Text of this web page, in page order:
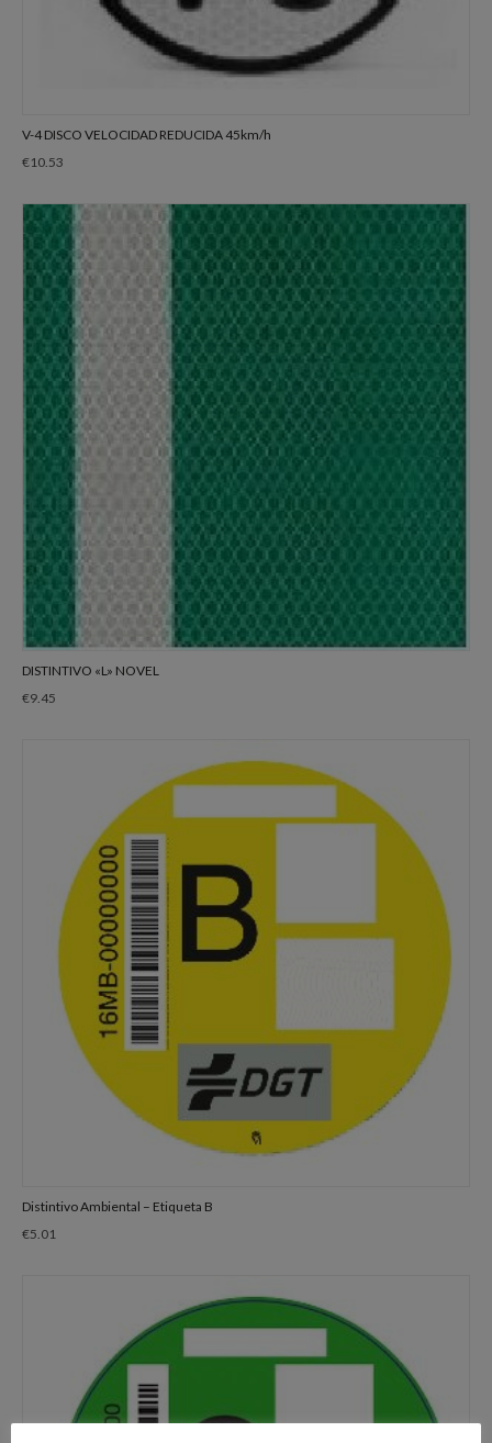
V-4 DISCO VELOCIDAD REDUCIDA 45km/h
€10.53
DISTINTIVO «L» NOVEL
€9.45
Distintivo Ambiental – Etiqueta B
€5.01